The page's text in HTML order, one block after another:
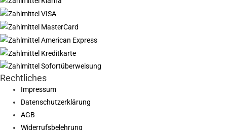
Rechtliches
Impressum
Datenschutzerklärung
AGB
Widerrufsbelehrung